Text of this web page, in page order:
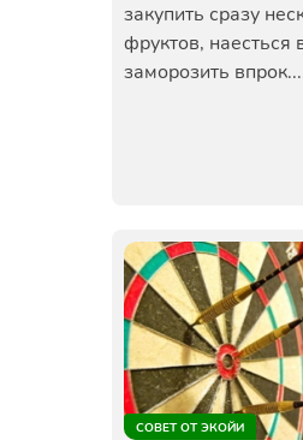
закупить сразу
фруктов, наесться
заморозить
СОВЕТ ОТ ЭКОЙИ